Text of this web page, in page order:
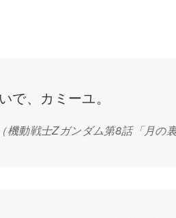
で、カミーユ。
機動戦士Zガンダム第8話「月の裏